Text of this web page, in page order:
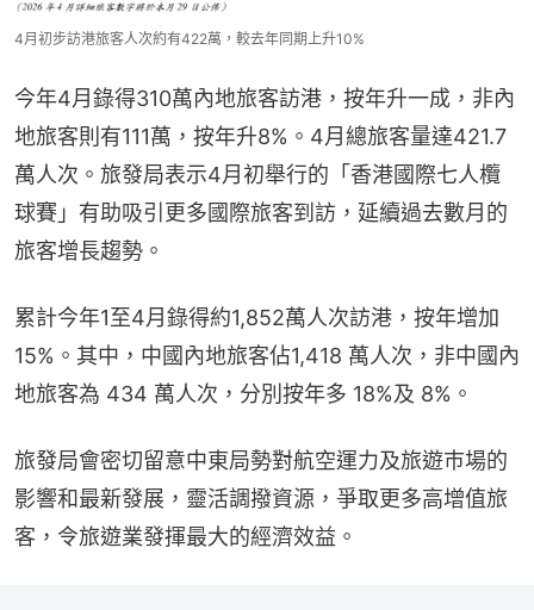
4月初步訪港旅客人次約有422萬，較去年同期上升10%
今年4月錄得310萬內地旅客訪港，按年升一成，非內
地旅客則有111萬，按年升8%。4月總旅客量達421.7
萬人次。旅發局表示4月初舉行的「香港國際七人欖
球賽」有助吸引更多國際旅客到訪，延續過去數月的
旅客增長趨勢。
累計今年1至4月錄得約1,852萬人次訪港，按年增加
15%。其中，中國內地旅客佔1,418 萬人次，非中國內
地旅客為 434 萬人次，分別按年多 18%及 8%。
旅發局會密切留意中東局勢對航空運力及旅遊巿場的
影響和最新發展，靈活調撥資源，爭取更多高增值旅
客，令旅遊業發揮最大的經濟效益。